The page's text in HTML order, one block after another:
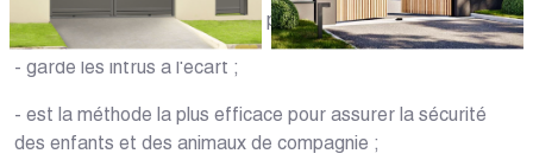
- augmente la valeur de votre propriété dans le Jura (39) ;
- garde les intrus à l'écart ;
- est la méthode la plus efficace pour assurer la sécurité
des enfants et des animaux de compagnie ;